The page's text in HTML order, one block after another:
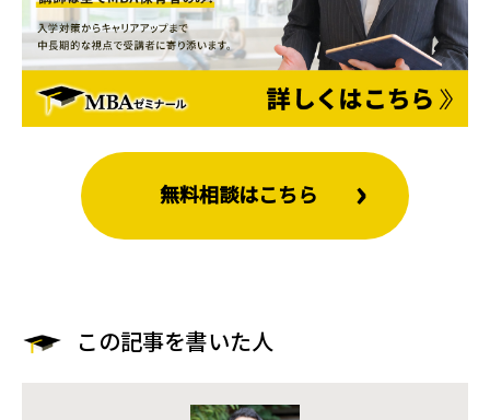
無料相談はこちら
この記事を書いた人